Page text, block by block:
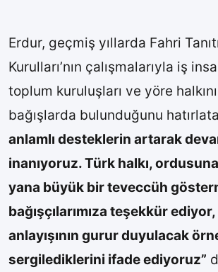
Erdur, geçmiş yıllarda Fahri
Kurulları’nın çalışmalarıyla iş
toplum kuruluşları ve yöre
bağışlarda bulunduğunu
anlamlı desteklerin artarak
inanıyoruz. Türk halkı,
yana büyük bir teveccüh
bağışçılarımıza teşekkür
anlayışının gurur duyulacak
sergilediklerini ifade ediyoruz”